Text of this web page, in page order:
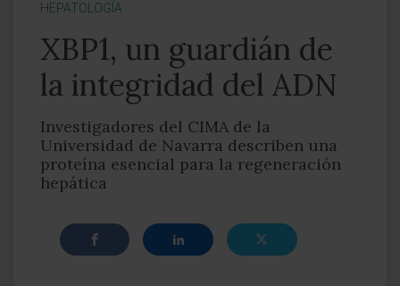
HEPATOLOGÍA
XBP1, un guardián de
la integridad del ADN
Investigadores del CIMA de la
Universidad de Navarra describen una
proteína esencial para la regeneración
hepática